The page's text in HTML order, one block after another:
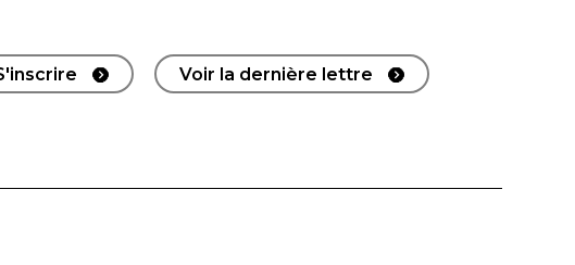
Voir la dernière lettre